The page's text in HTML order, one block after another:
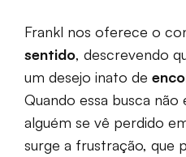
Frankl nos oferece o
sentido, descrevendo
um desejo inato de
Quando essa busca não
alguém se vê perdido
surge a frustração, que